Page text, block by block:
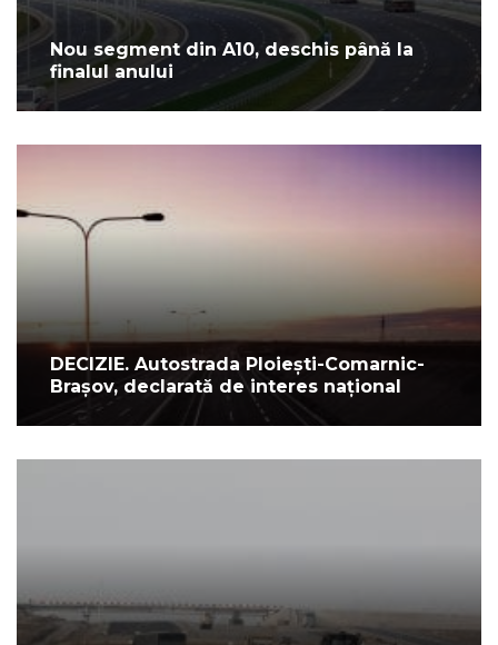
Nou segment din A10, deschis până la
finalul anului
DECIZIE. Autostrada Ploiești-Comarnic-
Brașov, declarată de interes național